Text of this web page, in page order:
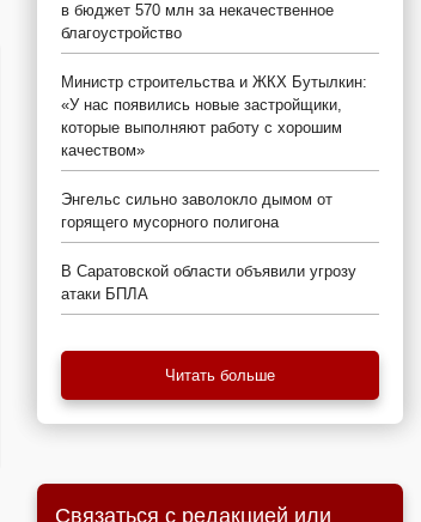
в бюджет 570 млн за некачественное
благоустройство
Министр строительства и ЖКХ Бутылкин:
«У нас появились новые застройщики,
которые выполняют работу с хорошим
качеством»
Энгельс сильно заволокло дымом от
горящего мусорного полигона
В Саратовской области объявили угрозу
атаки БПЛА
Читать больше
Связаться с редакцией или